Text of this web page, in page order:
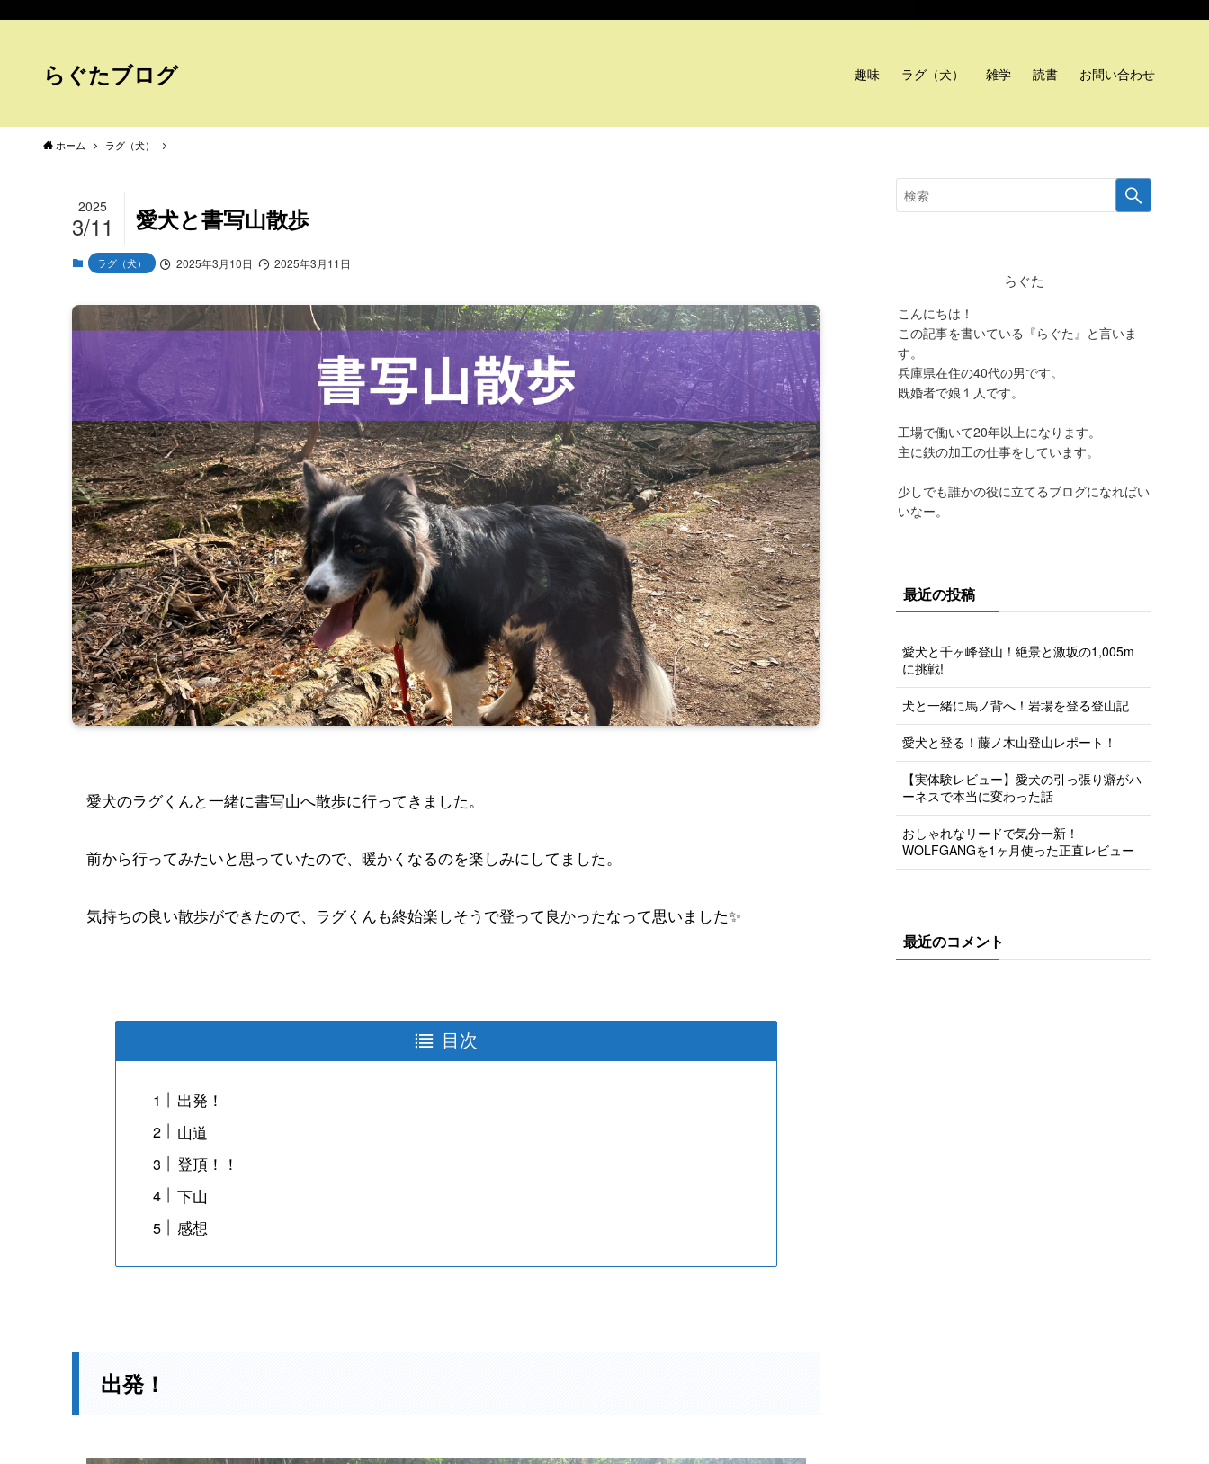
らぐたブログ 趣味 ラグ（犬） 雑学 読書 お問い合わせ
ホーム ラグ（犬）
愛犬と書写山散歩
2025
3/11
ラグ（犬） 2025年3月10日 2025年3月11日
愛犬のラグくんと一緒に書写山へ散歩に行ってきました。
前から行ってみたいと思っていたので、暖かくなるのを楽しみにしてました。
気持ちの良い散歩ができたので、ラグくんも終始楽しそうで登って良かったなって思いました✨️
目次
出発！
山道
登頂！！
下山
感想
出発！
らぐた
こんにちは！
この記事を書いている『らぐた』と言いま
す。
兵庫県在住の40代の男です。
既婚者で娘１人です。
工場で働いて20年以上になります。
主に鉄の加工の仕事をしています。
少しでも誰かの役に立てるブログになればい
いなー。
最近の投稿
愛犬と千ヶ峰登山！絶景と激坂の1,005m
に挑戦!
犬と一緒に馬ノ背へ！岩場を登る登山記
愛犬と登る！藤ノ木山登山レポート！
【実体験レビュー】愛犬の引っ張り癖がハ
ーネスで本当に変わった話
おしゃれなリードで気分一新！
WOLFGANGを1ヶ月使った正直レビュー
最近のコメント